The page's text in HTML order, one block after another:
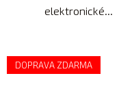
elektronické...
DOPRAVA ZDARMA